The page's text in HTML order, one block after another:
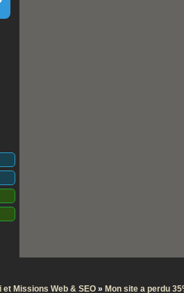
Missions Web & SEO » Mon site a perdu